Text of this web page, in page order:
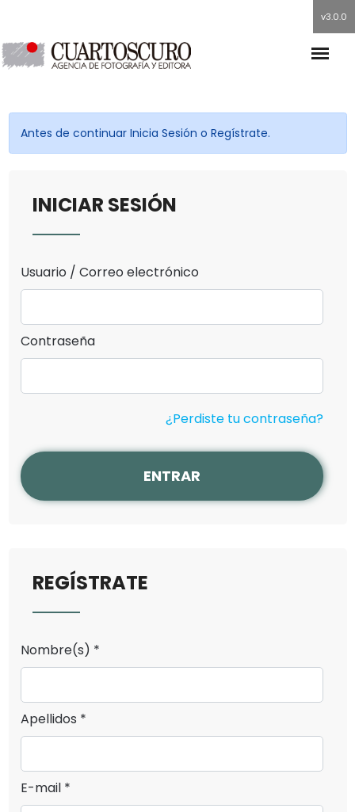
v3.0.0
Antes de continuar Inicia Sesión o Regístrate.
INICIAR SESIÓN
Usuario / Correo electrónico
Contraseña
¿Perdiste tu contraseña?
ENTRAR
REGÍSTRATE
Nombre(s) *
Apellidos *
E-mail *